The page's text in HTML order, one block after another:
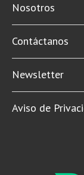
Nosotros
Contáctanos
Newsletter
Aviso de